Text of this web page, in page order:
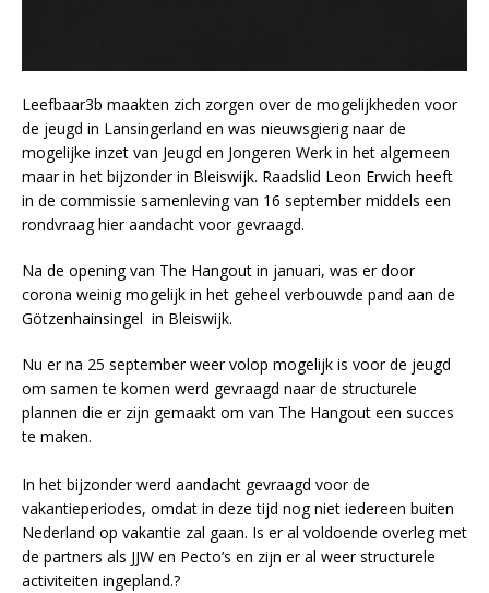
Leefbaar3b maakten zich zorgen over de mogelijkheden voor
de jeugd in Lansingerland en was nieuwsgierig naar de
mogelijke inzet van Jeugd en Jongeren Werk in het algemeen
maar in het bijzonder in Bleiswijk. Raadslid Leon Erwich heeft
in de commissie samenleving van 16 september middels een
rondvraag hier aandacht voor gevraagd.
Na de opening van The Hangout in januari, was er door
corona weinig mogelijk in het geheel verbouwde pand aan de
Götzenhainsingel in Bleiswijk.
Nu er na 25 september weer volop mogelijk is voor de jeugd
om samen te komen werd gevraagd naar de structurele
plannen die er zijn gemaakt om van The Hangout een succes
te maken.
In het bijzonder werd aandacht gevraagd voor de
vakantieperiodes, omdat in deze tijd nog niet iedereen buiten
Nederland op vakantie zal gaan. Is er al voldoende overleg met
de partners als JJW en Pecto’s en zijn er al weer structurele
activiteiten ingepland.?